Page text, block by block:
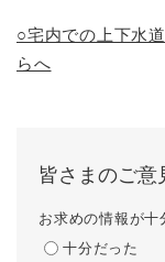
○宅内での上下水
らへ
皆さまのご意
お求めの情報が十
十分だった